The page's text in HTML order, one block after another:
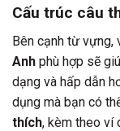
Cấu trúc câu
Bên cạnh từ vựng,
Anh phù hợp sẽ
dạng và hấp dẫn
dụng mà bạn có
thích, kèm theo ví